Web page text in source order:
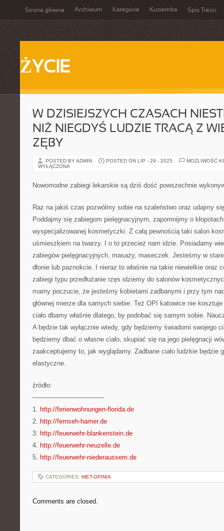
Strona główna Archiwum Kategorie Kuziemka Spis Treści
ŻYCIE
W DZISIEJSZYCH CZASACH
NIŻ NIEGDYŚ LUDZIE TRACĄ Z
ZĘBY
POSTED BY ADMIN POSTED ON LIP - 29 - 2025
MOŻLIWOŚĆ
WYŁĄCZONA
Nowomodne zabiegi lekarskie są dziś dość powszechnie
Raz na jakiś czas pozwólmy sobie na szaleństwo oraz udajmy
Poddajmy się zabiegom pielęgnacyjnym, zapomnijmy o
wyspecjalizowanej kosmetyczki. Z całą pewnością taki salon
uśmieszkiem na twarzy. I o to przecież nam idzie. Posiadamy
zabiegów pielęgnacyjnych, masaży, maseczek. Jesteśmy w
dłonie lub paznokcie. I nieraz to właśnie na takie niewielkie oraz
zabiegi typu przedłużanie rzęs idziemy do salonów
mamy poczucie, że jesteśmy kobietami zadbanymi i przy tym
głównej mierze dla samych siebie. Też OPI katowice nie
ciało dbamy właśnie dlatego, by podobać się samym sobie.
A będzie tak wyłącznie wtedy, gdy będziemy świadomi swojego
będziemy dbać o własne ciało, skupiać się na jego pielęgnacji
zaakceptujemy to, jak wyglądamy. Zadbane ciało ludzkie będzie
elastyczne.
źródło:
———————————
1. http://ferienwohnungen-florida.de
2. http://fernseh-hamer.de
3. http://feuerwehr-blankenstein.de
4. http://feuerwehr-neuzelle.de
5. http://feuerwehr-niederaussem.de
CATEGORIES: WET-OPINIA
Comments are closed.